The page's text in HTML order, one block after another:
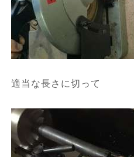
適当な長さに切って